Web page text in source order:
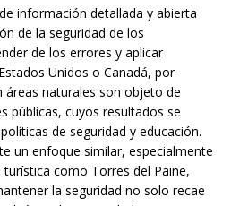
información detallada y abierta
de la seguridad de los
de los errores y aplicar
Unidos o Canadá, por
áreas naturales son objeto de
públicas, cuyos resultados se
de seguridad y educación.
un enfoque similar, especialmente
como Torres del Paine,
la seguridad no solo recae